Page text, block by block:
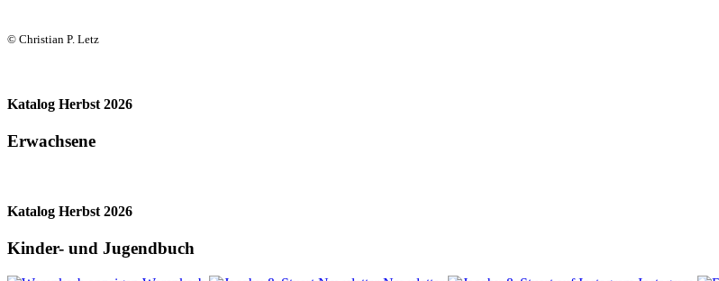
© Christian P. Letz
Katalog Herbst 2026
Erwachsene
Katalog Herbst 2026
Kinder- und Jugendbuch